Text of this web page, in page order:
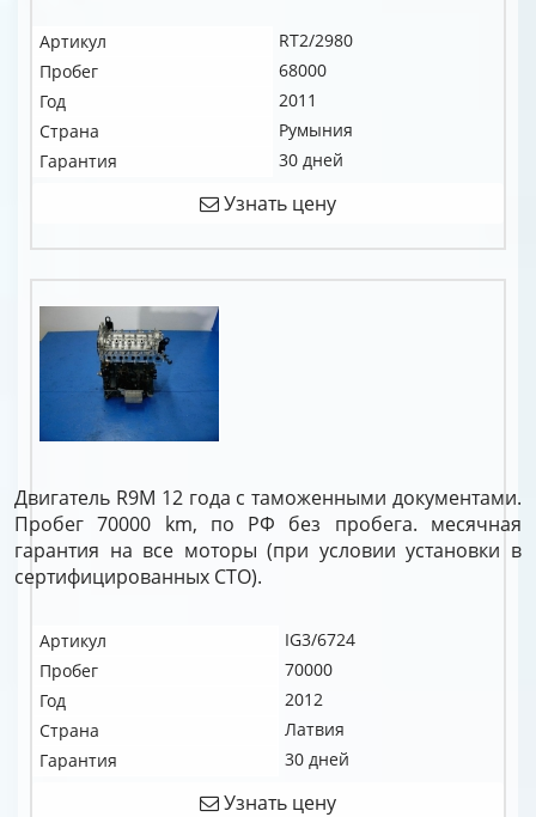
Артикул
RT2/2980
Пробег
68000
Год
2011
Страна
Румыния
Гарантия
30 дней
Узнать цену
Двигатель R9M 12 года с таможенными документами.
Пробег 70000 km, по РФ без пробега. месячная
гарантия на все моторы (при условии установки в
сертифицированных СТО).
Артикул
IG3/6724
Пробег
70000
Год
2012
Страна
Латвия
Гарантия
30 дней
Узнать цену